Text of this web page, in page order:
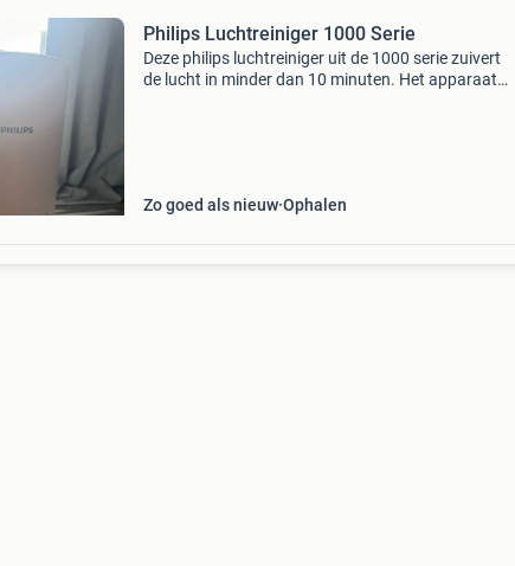
Philips Luchtreiniger 1000 Serie
Deze philips luchtreiniger uit de 1000 serie zuivert
de lucht in minder dan 10 minuten. Het apparaat
Zo goed als nieuw Ophalen